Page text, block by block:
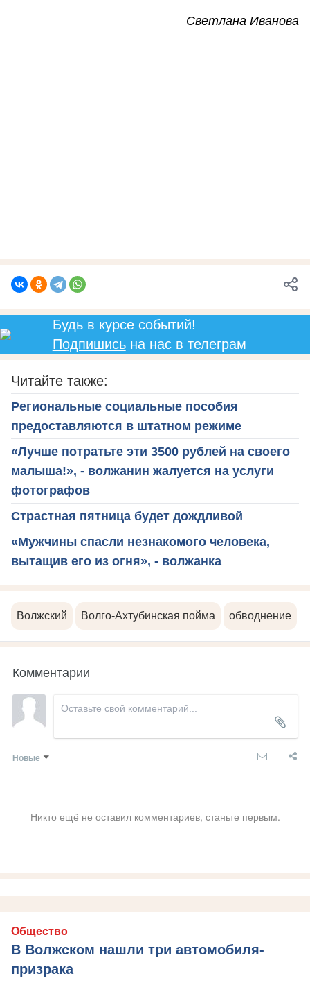
Светлана Иванова
Будь в курсе событий!
Подпишисьна нас в телеграм
Читайте также:
Региональные социальные пособия
предоставляются в штатном режиме
«Лучше потратьте эти 3500 рублей на своего
малыша!», - волжанин жалуется на услуги
фотографов
Страстная пятница будет дождливой
«Мужчины спасли незнакомого человека,
вытащив его из огня», - волжанка
Волжский Волго-Ахтубинская пойма обводнение
Комментарии
Новые
Никто ещё не оставил комментариев, станьте первым.
Общество
В Волжском нашли три автомобиля-
призрака